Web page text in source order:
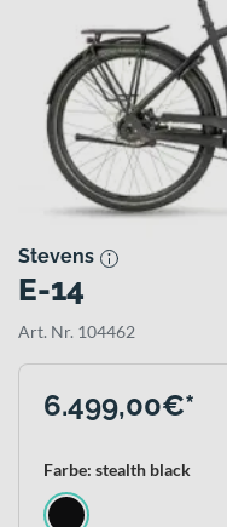
Stevens
E-14
Art. Nr. 104462
6.499,00€*
Farbe: stealth black